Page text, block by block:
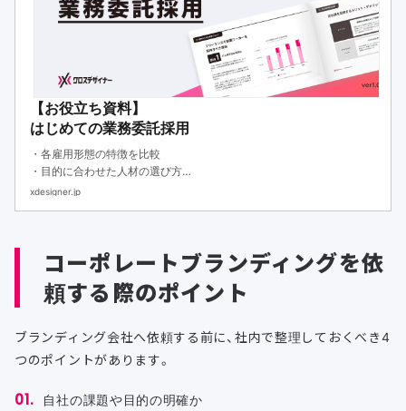
【お役立ち資料】
はじめての業務委託採用
・各雇用形態の特徴を比較
・目的に合わせた人材の選び方
・フリーランスや副業人材を活用するメリット
xdesigner.jp
コーポレートブランディングを依
頼する際のポイント
ブランディング会社へ依頼する前に、社内で整理しておくべき4
つのポイントがあります。
自社の課題や目的の明確か